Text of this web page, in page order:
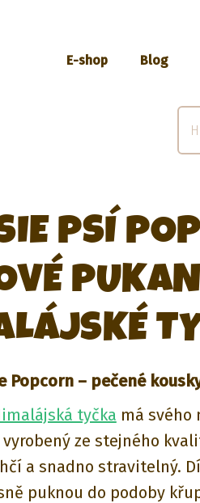
E-shop Blog
PSÍ
Popcorn – pečené
tyčka má svého
ze stejného
a snadno stravitelný.
puknou do podoby